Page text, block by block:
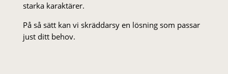
starka karaktärer.
På så sätt kan vi skräddarsy en lösning som passar
just ditt behov.